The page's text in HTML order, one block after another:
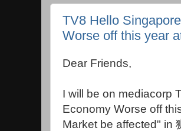
TV8 Hello
Worse off this year
Dear Friends,
I will be on mediacorp
Economy Worse off
Market be affected" in